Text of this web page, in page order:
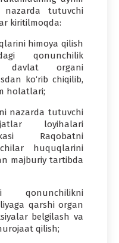
nazarda tutuvchi
kiritilmoqda:
himoya qilish
qonunchilik
davlat organi
ko‘rib chiqilib,
holatlari;
nazarda tutuvchi
loyihalari
Raqobatni
huquqlarini
majburiy tartibda
qonunchilikni
qarshi organ
belgilash va
qilish;